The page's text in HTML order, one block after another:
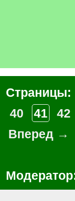
Страницы:
40
41 42
Вперед →